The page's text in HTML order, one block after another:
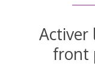
Activer
front